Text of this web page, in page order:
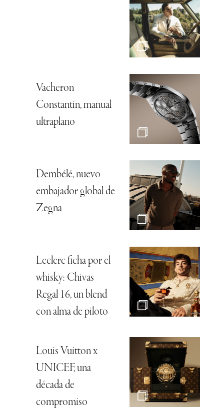
Vacheron
Constantin, manual
ultraplano
Dembélé, nuevo
embajador global de
Zegna
Leclerc ficha por el
whisky: Chivas
Regal 16, un blend
con alma de piloto
Louis Vuitton x
UNICEF, una
década de
compromiso